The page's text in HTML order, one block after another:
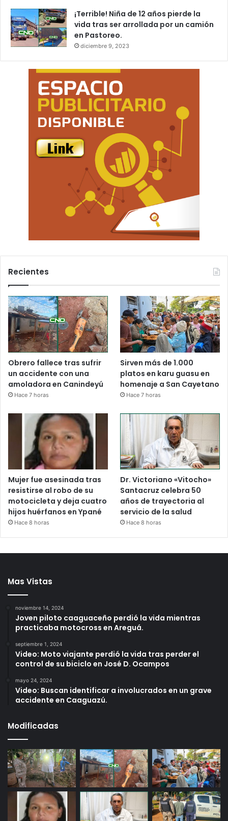
¡Terrible! Niña de 12 años pierde la
vida tras ser arrollada por un camión
en Pastoreo.
diciembre 9, 2023
Recientes
Obrero fallece tras sufrir
un accidente con una
amoladora en Canindeyú
Hace 7 horas
Sirven más de 1.000
platos en karu guasu en
homenaje a San Cayetano
Hace 7 horas
Mujer fue asesinada tras
resistirse al robo de su
motocicleta y deja cuatro
hijos huérfanos en Ypané
Hace 8 horas
Dr. Victoriano «Vitocho»
Santacruz celebra 50
años de trayectoria al
servicio de la salud
Hace 8 horas
Mas Vistas
noviembre 14, 2024
Joven piloto caaguaceño perdió la vida mientras
practicaba motocross en Areguá.
septiembre 1, 2024
Video: Moto viajante perdió la vida tras perder el
control de su biciclo en José D. Ocampos
mayo 24, 2024
Video: Buscan identificar a involucrados en un grave
accidente en Caaguazú.
Modificadas